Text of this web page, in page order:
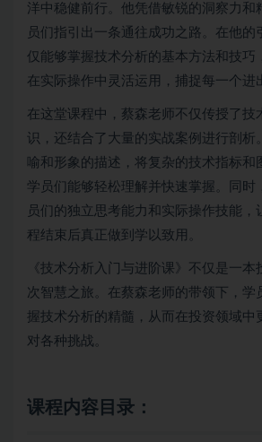
洋中稳健前行。他凭借敏锐的洞察力和
员们指引出一条通往成功之路。在他的
仅能够掌握技术分析的基本方法和技巧
在实际操作中灵活运用，捕捉每一个进
在这堂课程中，蔡森老师不仅传授了技
识，还结合了大量的实战案例进行剖析
喻和形象的描述，将复杂的技术指标和
学员们能够轻松理解并快速掌握。同时
员们的独立思考能力和实际操作技能，
程结束后真正做到学以致用。
《技术分析入门与进阶课》不仅是一本
次智慧之旅。在蔡森老师的带领下，学
握技术分析的精髓，从而在投资领域中
对各种挑战。
课程内容目录：